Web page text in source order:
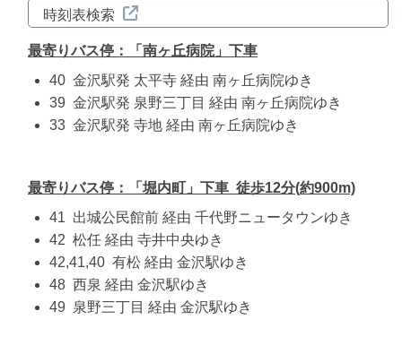
時刻表検索
最寄りバス停：「南ヶ丘病院」下車
40 金沢駅発 太平寺 経由 南ヶ丘病院ゆき
39 金沢駅発 泉野三丁目 経由 南ヶ丘病院ゆき
33 金沢駅発 寺地 経由 南ヶ丘病院ゆき
最寄りバス停：「堀内町」下車 徒歩12分(約900m)
41 出城公民館前 経由 千代野ニュータウンゆき
42 松任 経由 寺井中央ゆき
42,41,40 有松 経由 金沢駅ゆき
48 西泉 経由 金沢駅ゆき
49 泉野三丁目 経由 金沢駅ゆき